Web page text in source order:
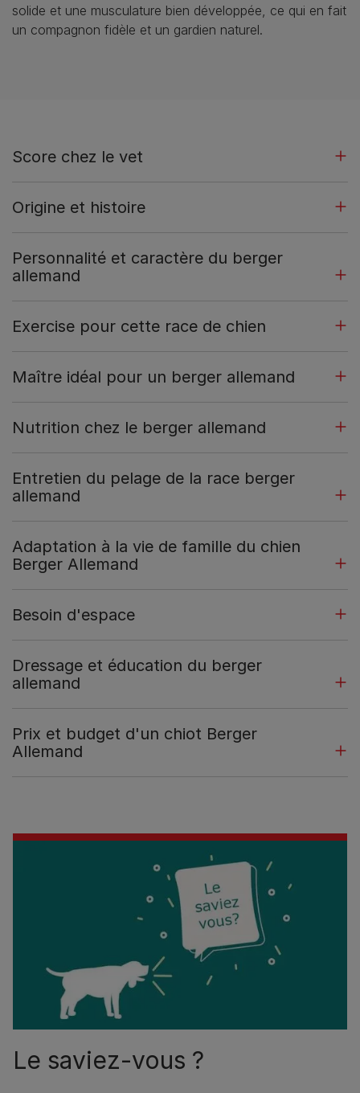
solide et une musculature bien développée, ce qui en fait
un compagnon fidèle et un gardien naturel.
Score chez le vet
Origine et histoire
Personnalité et caractère du berger
allemand
Exercise pour cette race de chien
Maître idéal pour un berger allemand
Nutrition chez le berger allemand
Entretien du pelage de la race berger
allemand
Adaptation à la vie de famille du chien
Berger Allemand
Besoin d'espace
Dressage et éducation du berger
allemand
Prix et budget d'un chiot Berger
Allemand
Le saviez-vous ?